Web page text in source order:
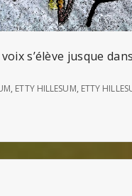
s’élève jusque
, ETTY HILLESUM, ETTY